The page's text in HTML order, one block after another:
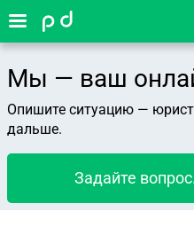
Мы — ваш
Опишите ситуацию —
дальше.
Задайте